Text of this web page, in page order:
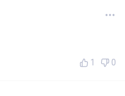
1 0